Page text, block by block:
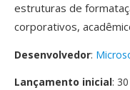
estruturas de
corporativos,
Desenvolvedor:
Lançamento inicial: